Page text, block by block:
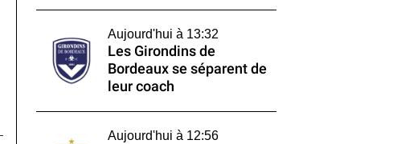
Aujourd'hui à 13:32
Les Girondins de
Bordeaux se séparent de
leur coach
Aujourd'hui à 12:56